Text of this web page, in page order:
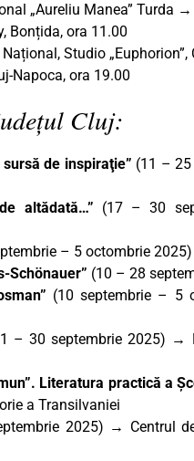
„Aureliu Manea” Turda
Bonțida, ora 11.00
Studio „Euphorion”,
Napoca, ora 19.00
Cluj:
de inspiraţie” (11 –
altădată…” (17 – 30
– 5 octombrie 2025)
Schönauer” (10 – 28
(10 septembrie – 5
– 30 septembrie 2025) →
Literatura practică a
a Transilvaniei
2025) → Centrul